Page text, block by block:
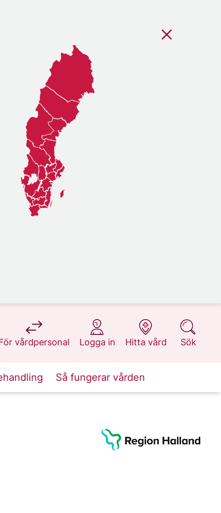
vårdpersonal
på 1177.se
Logga in
på 1177.se
Hitta vård
på 1177.se
Sök
på 1177.se
Så fungerar vården